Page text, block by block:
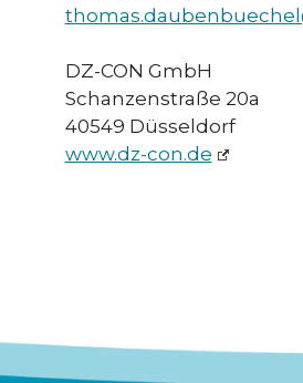
DZ-CON GmbH
Schanzenstraße 20a
40549 Düsseldorf
www.dz-con.de